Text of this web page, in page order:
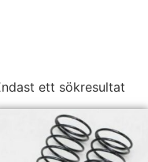
ett sökresultat